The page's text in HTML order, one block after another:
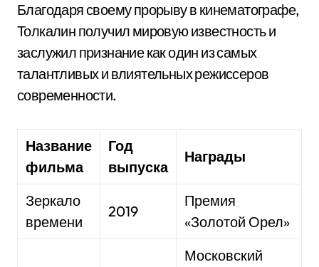
Благодаря своему прорыву в кинематографе,
Толкалин получил мировую известность и
заслужил признание как один из самых
талантливых и влиятельных режиссеров
современности.
Название
фильма
Год
выпуска
Награды
Зеркало
времени
2019
Премия
«Золотой Орел»
Московский